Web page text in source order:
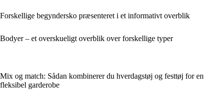
Forskellige begyndersko præsenteret i et informativt overblik
Bodyer – et overskueligt overblik over forskellige typer
Mix og match: Sådan kombinerer du hverdagstøj og festtøj for en
fleksibel garderobe